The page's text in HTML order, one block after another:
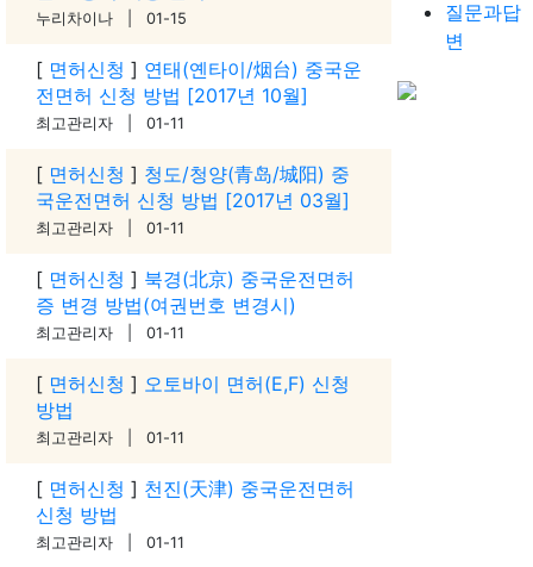
질문과답
변
누리차이나 | 01-15
[ 면허신청 ] 연태(옌타이/烟台) 중국운
전면허 신청 방법 [2017년 10월]
최고관리자 | 01-11
[ 면허신청 ] 청도/청양(青岛/城阳) 중
국운전면허 신청 방법 [2017년 03월]
최고관리자 | 01-11
[ 면허신청 ] 북경(北京) 중국운전면허
증 변경 방법(여권번호 변경시)
최고관리자 | 01-11
[ 면허신청 ] 오토바이 면허(E,F) 신청
방법
최고관리자 | 01-11
[ 면허신청 ] 천진(天津) 중국운전면허
신청 방법
최고관리자 | 01-11